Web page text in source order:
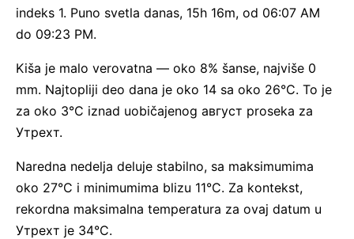
indeks 1. Puno svetla danas, 15h 16m, od 06:07 AM
do 09:23 PM.
Kiša je malo verovatna — oko 8% šanse, najviše 0
mm. Najtopliji deo dana je oko 14 sa oko 26°C. To je
za oko 3°C iznad uobičajenog август proseka za
Утрехт.
Naredna nedelja deluje stabilno, sa maksimumima
oko 27°C i minimumima blizu 11°C. Za kontekst,
rekordna maksimalna temperatura za ovaj datum u
Утрехт je 34°C.